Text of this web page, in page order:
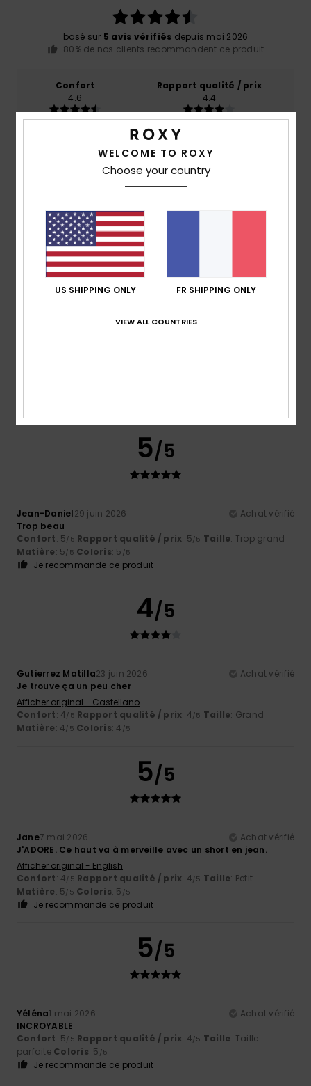
basé sur 5 avis vérifiés depuis mai 2026
80% de nos clients recommandent ce produit
Confort
4.6
Rapport qualité / prix
4.4
5
5/5
Jean-Daniel29 juin 2026
Achat vérifié
Trop beau
Confort: 5/5 Rapport qualité / prix: 5/5 Taille: Trop grand
Matière: 5/5 Coloris: 5 /5
Je recommande ce produit
4/5
Gutierrez Matilla23 juin 2026
Achat vérifié
Je trouve ça un peu cher
Afficher original - Castellano
Confort: 4/5 Rapport qualité / prix: 4/5 Taille: Grand
Matière: 4/5 Coloris: 4 /5
5/5
Jane7 mai 2026
Achat vérifié
J'ADORE. Ce haut va à merveille avec un short en jean.
Afficher original - English
Confort: 4/5 Rapport qualité / prix: 4/5 Taille: Petit
Matière: 5/5 Coloris: 5 /5
Je recommande ce produit
5/5
Yéléna1 mai 2026
Achat vérifié
INCROYABLE
Confort: 5/5 Rapport qualité / prix: 4/5 Taille: Taille
parfaite Coloris: 5 /5
Je recommande ce produit
WELCOME TO ROXY
Choose your country
US SHIPPING ONLY FR SHIPPING ONLY
VIEW ALL COUNTRIES